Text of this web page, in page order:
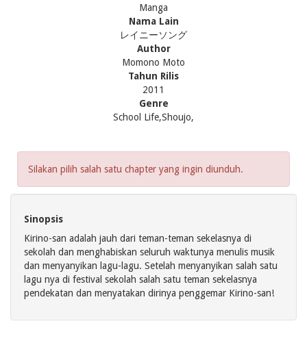
Manga
Nama Lain
レイニーソング
Author
Momono Moto
Tahun Rilis
2011
Genre
School Life,Shoujo,
Silakan pilih salah satu chapter yang ingin diunduh.
Sinopsis
Kirino-san adalah jauh dari teman-teman sekelasnya di
sekolah dan menghabiskan seluruh waktunya menulis musik
dan menyanyikan lagu-lagu. Setelah menyanyikan salah satu
lagu nya di festival sekolah salah satu teman sekelasnya
pendekatan dan menyatakan dirinya penggemar Kirino-san!